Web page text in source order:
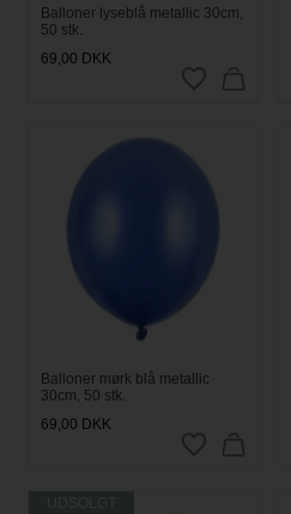
Balloner lyseblå metallic 30cm,
50 stk.
69,00 DKK
Balloner mørk blå metallic
30cm, 50 stk.
69,00 DKK